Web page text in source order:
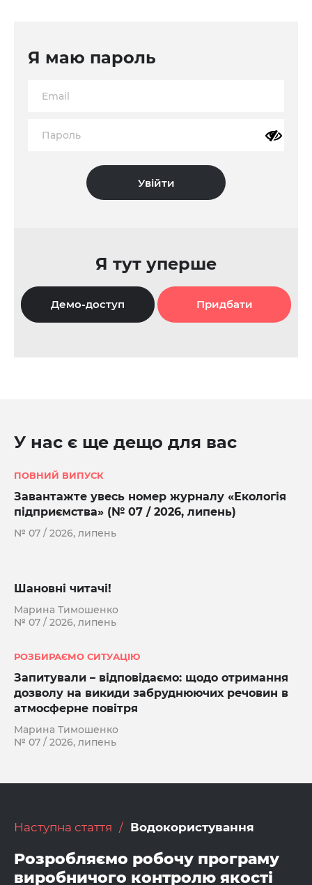
Я маю пароль
Я тут уперше
Демо-доступ Придбати
У нас є ще дещо для вас
ПОВНИЙ ВИПУСК
Завантажте увесь номер журналу «Екологія
підприємства» (№ 07 / 2026, липень)
№ 07 / 2026, липень
Шановні читачі!
Марина Тимошенко
№ 07 / 2026, липень
РОЗБИРАЄМО СИТУАЦІЮ
Запитували – відповідаємо: щодо отримання
дозволу на викиди забруднюючих речовин в
атмосферне повітря
Марина Тимошенко
№ 07 / 2026, липень
Наступна стаття Водокористування
Розробляємо робочу програму
виробничого контролю якості